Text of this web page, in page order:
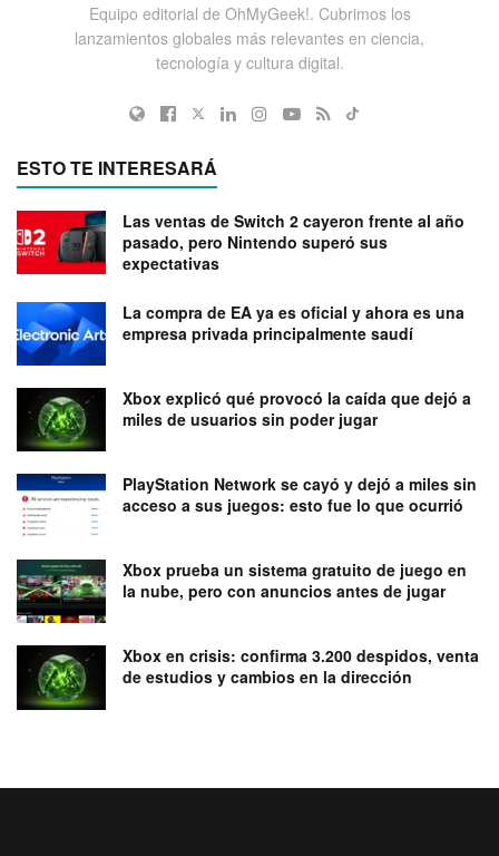
Equipo editorial de OhMyGeek!. Cubrimos los
lanzamientos globales más relevantes en ciencia,
tecnología y cultura digital.
ESTO TE INTERESARÁ
Las ventas de Switch 2 cayeron frente al año
pasado, pero Nintendo superó sus
expectativas
La compra de EA ya es oficial y ahora es una
empresa privada principalmente saudí
Xbox explicó qué provocó la caída que dejó a
miles de usuarios sin poder jugar
PlayStation Network se cayó y dejó a miles sin
acceso a sus juegos: esto fue lo que ocurrió
Xbox prueba un sistema gratuito de juego en
la nube, pero con anuncios antes de jugar
Xbox en crisis: confirma 3.200 despidos, venta
de estudios y cambios en la dirección